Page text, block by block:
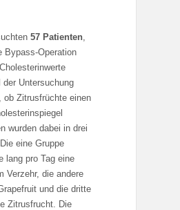
57 Patienten
Bypass-Operation
Untersuchung
ob Zitrusfrüchte einen
wurden dabei in drei
eine Gruppe
lang pro Tag eine
Verzehr, die andere
und die dritte
Zitrusfrucht. Die